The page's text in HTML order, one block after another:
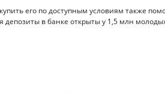
его по доступным условиям также
депозиты в банке открыты у 1,5 млн